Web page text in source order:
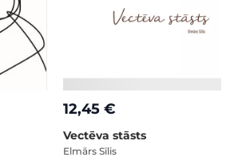
12,45 €
Vectēva stāsts
Elmārs Sīlis